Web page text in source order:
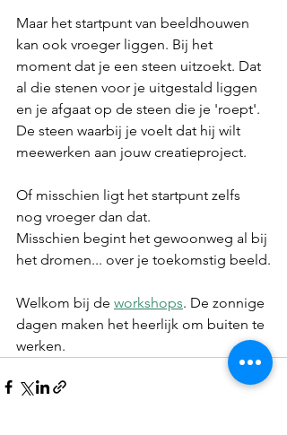
Maar het startpunt van beeldhouwen
kan ook vroeger liggen. Bij het
moment dat je een steen uitzoekt. Dat
al die stenen voor je uitgestald liggen
en je afgaat op de steen die je 'roept'.
De steen waarbij je voelt dat hij wilt
meewerken aan jouw creatieproject.
Of misschien ligt het startpunt zelfs
nog vroeger dan dat.
Misschien begint het gewoonweg al bij
het dromen... over je toekomstig beeld.
Welkom bij de workshops. De zonnige
dagen maken het heerlijk om buiten te
werken.